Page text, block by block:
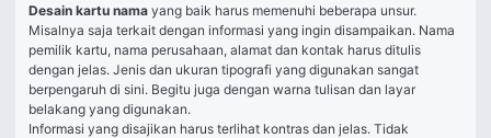
Desain kartu nama yang baik harus memenuhi beberapa unsur.
Misalnya saja terkait dengan informasi yang ingin disampaikan. Nama
pemilik kartu, nama perusahaan, alamat dan kontak harus ditulis
dengan jelas. Jenis dan ukuran tipografi yang digunakan sangat
berpengaruh di sini. Begitu juga dengan warna tulisan dan layar
belakang yang digunakan.
Informasi yang disajikan harus terlihat kontras dan jelas. Tidak